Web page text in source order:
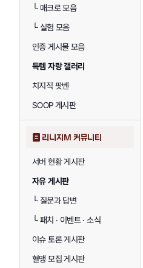
└매크로 모음
└실험 모음
인증 게시물 모음
득템 자랑 갤러리
치지직 팟벤
SOOP 게시판
리니지M 커뮤니티
서버 현황 게시판
자유 게시판
└질문과 답변
└패치 · 이벤트 · 소식
이슈 토론 게시판
혈맹 모집 게시판